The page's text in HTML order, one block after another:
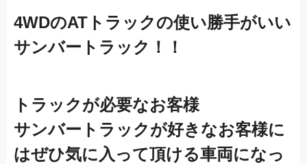
4WDのATトラックの使い勝手がいい
サンバートラック！！
トラックが必要なお客様
サンバートラックが好きなお客様に
はぜひ気に入って頂ける車両になっ